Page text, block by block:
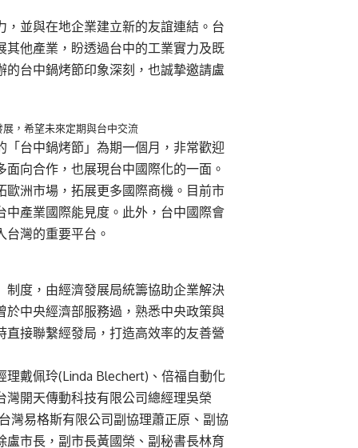
並與在地企業建立新的友誼連結。台
他產業，盼透過台中的工業實力及既
台中鍋烤節印象深刻，也誠摯邀請盧
，希望未來定期與台中交流
台中鍋烤節」為期一個月，非常歡迎
向合作，也展現台中國際化的一面。
洲市場，拓展更多國際商機。目前市
產業國際能見度。此外，台中國際會
灣的重要平台。
度，由經濟發展局統籌協助企業解決
中央經濟部服務過，熟悉中央政策與
接聯繫經發局，打造高效率的友善營
戴佩玲(Linda Blechert)、倍福自動化
開天傳動科技有限公司總經理吳榮
灣易格斯有限公司副協理蕭正原、副協
市長，副市長黃國榮、副秘書長林育